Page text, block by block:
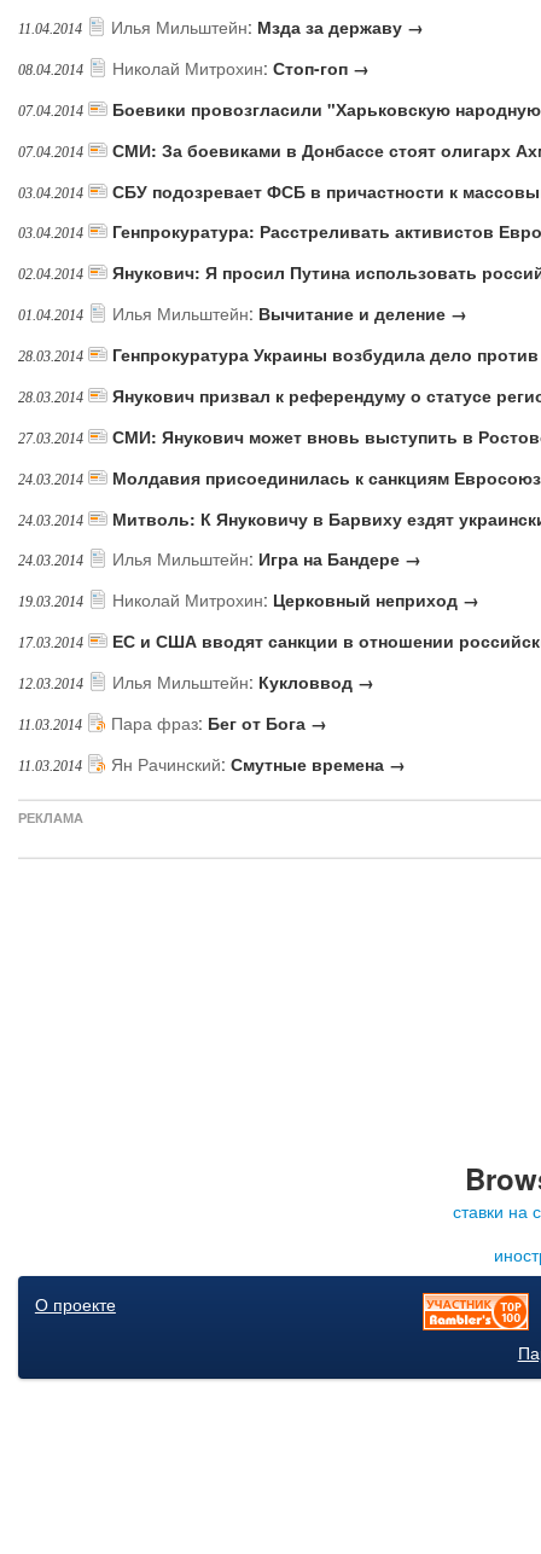
11.04.2014 Илья Мильштейн: Мзда за державу →
08.04.2014 Николай Митрохин: Стоп-гоп →
07.04.2014 Боевики провозгласили "Харьковскую
07.04.2014 СМИ: За боевиками в Донбассе стоят олигарх
03.04.2014 СБУ подозревает ФСБ в причастности к
03.04.2014 Генпрокуратура: Расстреливать активистов
02.04.2014 Янукович: Я просил Путина использовать
01.04.2014 Илья Мильштейн: Вычитание и деление →
28.03.2014 Генпрокуратура Украины возбудила дело
28.03.2014 Янукович призвал к референдуму о статусе
27.03.2014 СМИ: Янукович может вновь выступить в
24.03.2014 Молдавия присоединилась к санкциям
24.03.2014 Митволь: К Януковичу в Барвиху ездят
24.03.2014 Илья Мильштейн: Игра на Бандере →
19.03.2014 Николай Митрохин: Церковный неприход →
17.03.2014 ЕС и США вводят санкции в отношении
12.03.2014 Илья Мильштейн: Кукловвод →
11.03.2014 Пара фраз: Бег от Бога →
11.03.2014 Ян Рачинский: Смутные времена →
РЕКЛАМА
ставки на
О проекте